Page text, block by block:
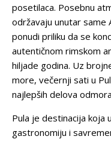
posetilaca. Posebnu
održavaju unutar same
ponudi priliku da se
autentičnom rimskom
hiljade godina. Uz
more, večernji sati u
najlepših delova
Pula je destinacija koja
gastronomiju i